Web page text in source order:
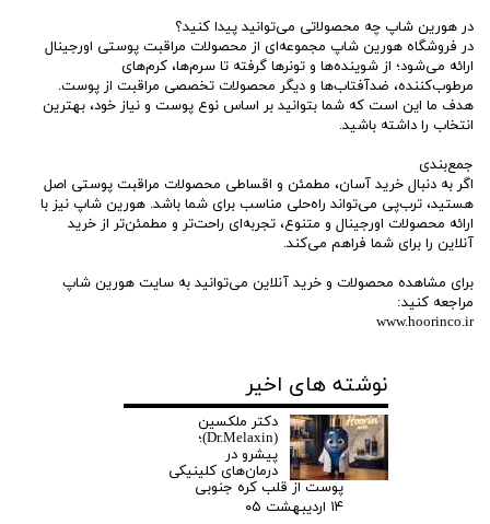
در هورین شاپ چه محصولاتی می‌توانید پیدا کنید؟
در فروشگاه هورین شاپ مجموعه‌ای از محصولات مراقبت پوستی اورجینال
ارائه می‌شود؛ از شوینده‌ها و تونرها گرفته تا سرم‌ها، کرم‌های
مرطوب‌کننده، ضدآفتاب‌ها و دیگر محصولات تخصصی مراقبت از پوست.
هدف ما این است که شما بتوانید بر اساس نوع پوست و نیاز خود، بهترین
انتخاب را داشته باشید.
جمع‌بندی
اگر به دنبال خرید آسان، مطمئن و اقساطی محصولات مراقبت پوستی اصل
هستید، ترب‌پی می‌تواند راه‌حلی مناسب برای شما باشد. هورین شاپ نیز با
ارائه محصولات اورجینال و متنوع، تجربه‌ای راحت‌تر و مطمئن‌تر از خرید
آنلاین را برای شما فراهم می‌کند.
برای مشاهده محصولات و خرید آنلاین می‌توانید به سایت هورین شاپ
مراجعه کنید:
www.hoorinco.ir
نوشته های اخیر
دکتر ملکسین
(Dr.Melaxin)؛
پیشرو در
درمان‌های کلینیکی
پوست از قلب کره جنوبی ‌
۱۴ اردیبهشت ۰۵